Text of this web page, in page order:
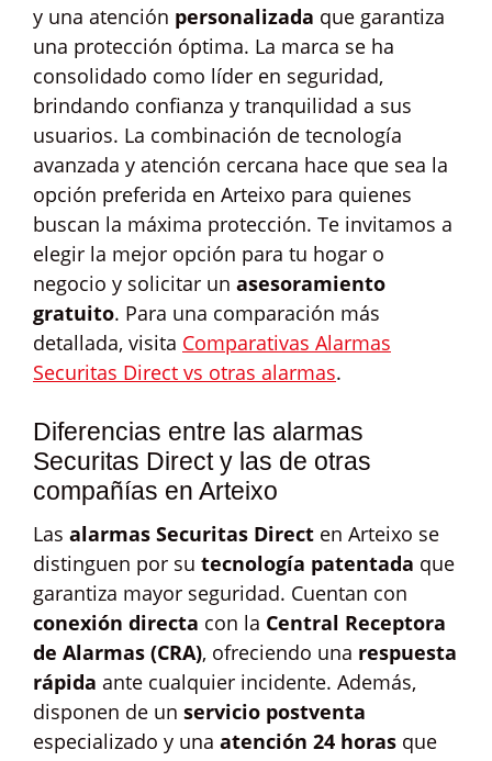
y una atención personalizada que garantiza
una protección óptima. La marca se ha
consolidado como líder en seguridad,
brindando confianza y tranquilidad a sus
usuarios. La combinación de tecnología
avanzada y atención cercana hace que sea la
opción preferida en Arteixo para quienes
buscan la máxima protección. Te invitamos a
elegir la mejor opción para tu hogar o
negocio y solicitar un asesoramiento
gratuito. Para una comparación más
detallada, visita Comparativas Alarmas
Securitas Direct vs otras alarmas.
Diferencias entre las alarmas
Securitas Direct y las de otras
compañías en Arteixo
Las alarmas Securitas Direct en Arteixo se
distinguen por su tecnología patentada que
garantiza mayor seguridad. Cuentan con
conexión directa con la Central Receptora
de Alarmas (CRA), ofreciendo una respuesta
rápida ante cualquier incidente. Además,
disponen de un servicio postventa
especializado y una atención 24 horas que